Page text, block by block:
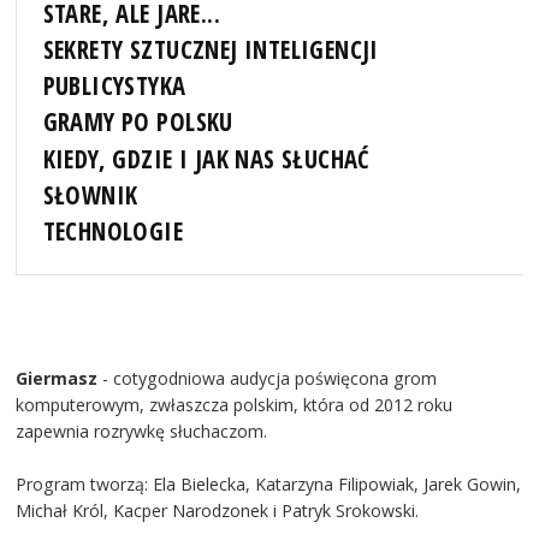
STARE, ALE JARE...
SEKRETY SZTUCZNEJ INTELIGENCJI
PUBLICYSTYKA
GRAMY PO POLSKU
KIEDY, GDZIE I JAK NAS SŁUCHAĆ
SŁOWNIK
TECHNOLOGIE
Giermasz - cotygodniowa audycja poświęcona grom
komputerowym, zwłaszcza polskim, która od 2012 roku
zapewnia rozrywkę słuchaczom.
Program tworzą: Ela Bielecka, Katarzyna Filipowiak, Jarek Gowin,
Michał Król, Kacper Narodzonek i Patryk Srokowski.